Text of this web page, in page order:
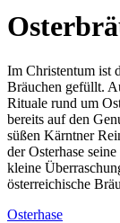
Im Christentum ist
Bräuchen gefüllt.
Rituale rund um
bereits auf den
süßen Kärntner
der Osterhase
kleine
österreichische
Osterhase